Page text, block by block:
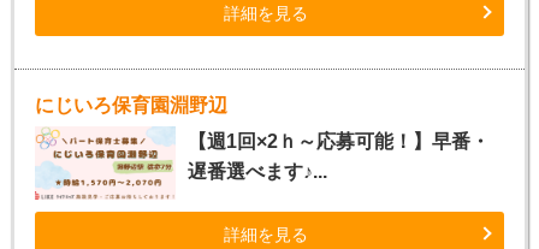
詳細を見る
にじいろ保育園淵野辺
【週1回×2ｈ～応募可能！】早番・
遅番選べます♪...
詳細を見る